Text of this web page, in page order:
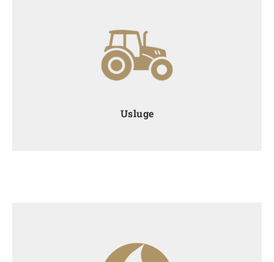
Usluge
transportni zadatak. Toster za soju pruža kvalitetu te
niske i konkurentne cijene prženja. Briga o
životinjama u rukama je naše veterinarske
ambulante.
energije među različitim proizvodnjama.